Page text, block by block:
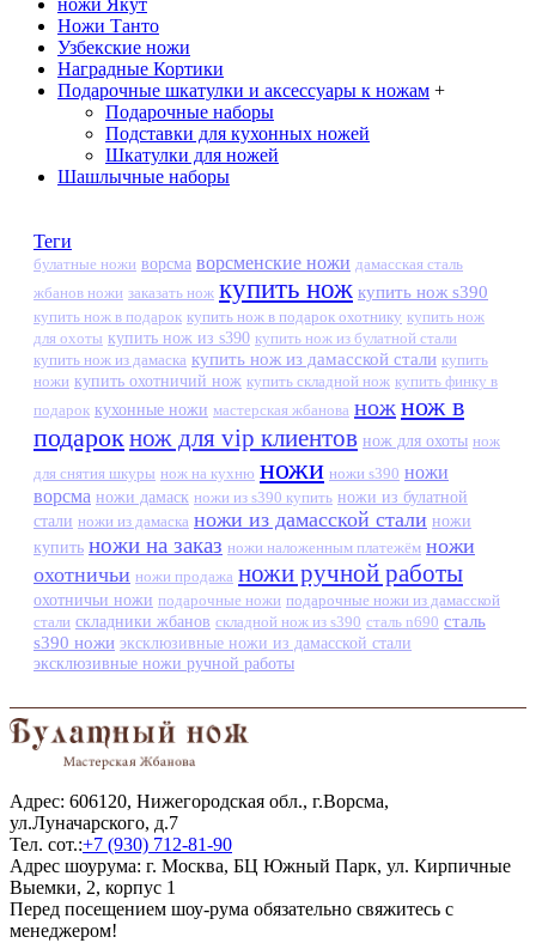
Ножи Танто
Узбекские ножи
Наградные Кортики
Подарочные шкатулки и аксессуары к ножам +
Подарочные наборы
Подставки для кухонных ножей
Шкатулки для ножей
Шашлычные наборы
Теги
булатные ножи ворсма ворсменские ножи дамасская сталь
жбанов ножи заказать нож купить нож купить нож s390
купить нож в подарок купить нож в подарок охотнику купить нож
для охоты купить нож из s390 купить нож из булатной стали
купить нож из дамаска купить нож из дамасской стали купить
ножи купить охотничий нож купить складной нож купить финку в
подарок кухонные ножи мастерская жбанова ножнож в
подарок нож для vip клиентов нож для охоты нож
для снятия шкуры нож на кухню ножи ножи s390 ножи
ворсма ножи дамаск ножи из s390 купить ножи из булатной
стали ножи из дамаска ножи из дамасской стали ножи
купить ножи на заказ ножи наложенным платежём ножи
охотничьи ножи продажа ножи ручной работы
охотничьи ножи подарочные ножи подарочные ножи из дамасской
стали складники жбанов складной нож из s390 сталь n690 сталь
s390 ножи эксклюзивные ножи из дамасской стали
эксклюзивные ножи ручной работы
Адрес: 606120, Нижегородская обл., г.Ворсма,
ул.Луначарского, д.7
Тел. сот.:+7 (930) 712-81-90
Адрес шоурума: г. Москва, БЦ Южный Парк, ул. Кирпичные
Выемки, 2, корпус 1
Перед посещением шоу-рума обязательно свяжитесь с
менеджером!